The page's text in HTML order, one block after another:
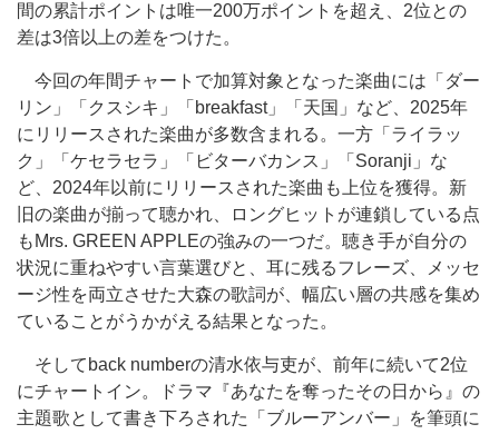
間の累計ポイントは唯一200万ポイントを超え、2位との
差は3倍以上の差をつけた。
今回の年間チャートで加算対象となった楽曲には「ダー
リン」「クスシキ」「breakfast」「天国」など、2025年
にリリースされた楽曲が多数含まれる。一方「ライラッ
ク」「ケセラセラ」「ビターバカンス」「Soranji」な
ど、2024年以前にリリースされた楽曲も上位を獲得。新
旧の楽曲が揃って聴かれ、ロングヒットが連鎖している点
もMrs. GREEN APPLEの強みの一つだ。聴き手が自分の
状況に重ねやすい言葉選びと、耳に残るフレーズ、メッセ
ージ性を両立させた大森の歌詞が、幅広い層の共感を集め
ていることがうかがえる結果となった。
そしてback numberの清水依与吏が、前年に続いて2位
にチャートイン。ドラマ『あなたを奪ったその日から』の
主題歌として書き下ろされた「ブルーアンバー」を筆頭に